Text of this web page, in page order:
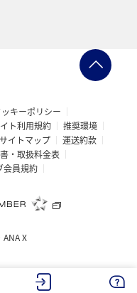
フランス
ワーケーション
大阪府
ショッピング A-style
ベトナム
東アジア
徳島県
ッキーポリシー
ト利用規約
推奨環境
サイトマップ
運送約款
・取扱料金表
会員規約
ANA X